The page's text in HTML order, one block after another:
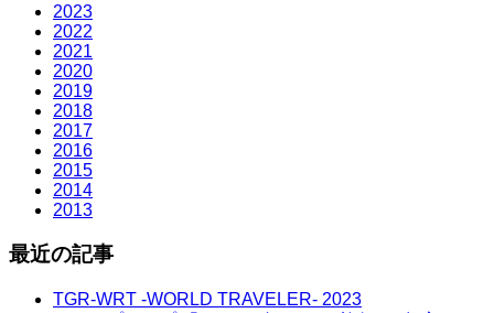
2023
2022
2021
2020
2019
2018
2017
2016
2015
2014
2013
最近の記事
TGR-WRT -WORLD TRAVELER- 2023